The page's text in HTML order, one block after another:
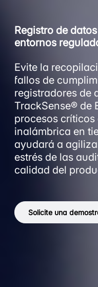
Registro de
entornos
Evite la
fallos de
registradores de
TrackSense® de
procesos
inalámbrica en
ayudará a
estrés de las
calidad del
Solicite una